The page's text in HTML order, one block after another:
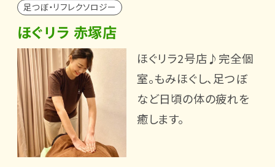
足つぼ・リフレクソロジー
ほぐリラ 赤塚店
ほぐリラ2号店♪完全個
室。もみほぐし、足つぼ
など日頃の体の疲れを
癒します。